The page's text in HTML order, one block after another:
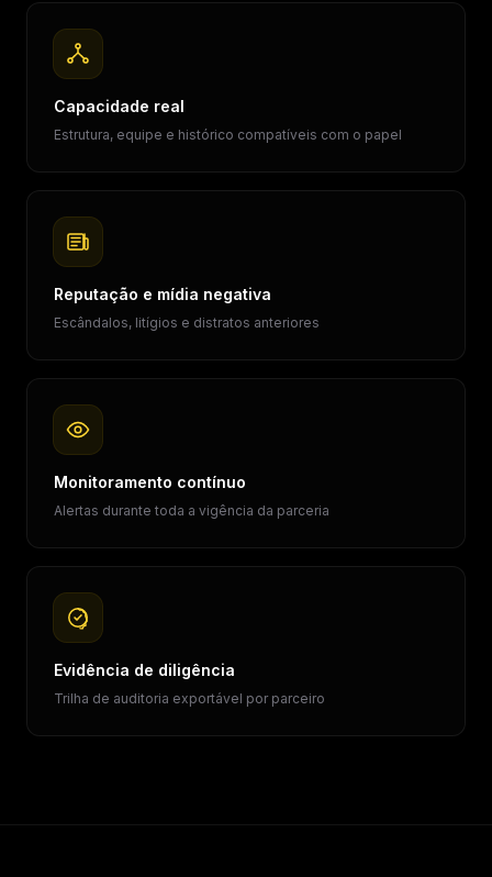
Capacidade real
Estrutura, equipe e histórico compatíveis com o papel
Reputação e mídia negativa
Escândalos, litígios e distratos anteriores
Monitoramento contínuo
Alertas durante toda a vigência da parceria
Evidência de diligência
Trilha de auditoria exportável por parceiro